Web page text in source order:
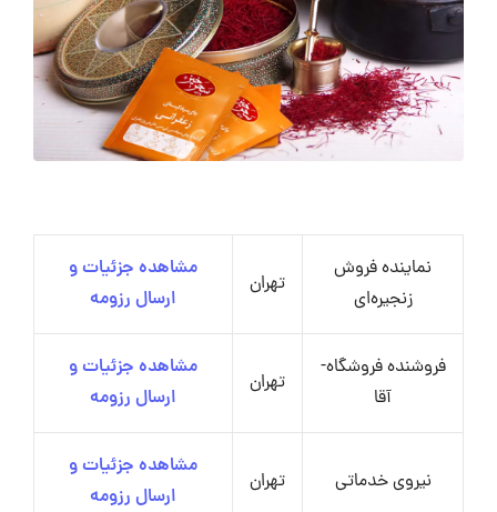
نماینده فروش
زنجیره‌ای
تهران
مشاهده جزئیات و
ارسال رزومه
فروشنده فروشگاه-
آقا
تهران
مشاهده جزئیات و
ارسال رزومه
نیروی خدماتی تهران
مشاهده جزئیات و
ارسال رزومه